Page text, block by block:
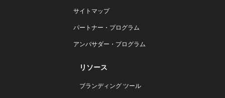
サイトマップ
パートナー・プログラム
アンバサダー・プログラム
リソース
ブランディング ツール